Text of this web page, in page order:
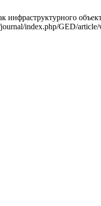
инфраструктурного
index.php/GED/